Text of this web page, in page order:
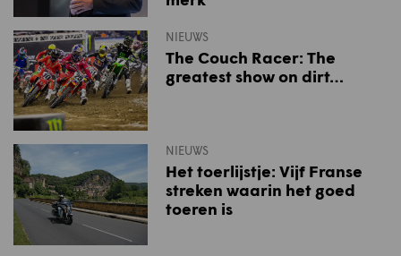
NIEUWS
The Couch Racer: The
greatest show on dirt…
NIEUWS
Het toerlijstje: Vijf Franse
streken waarin het goed
toeren is